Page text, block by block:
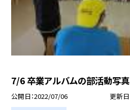
7/6 卒業アルバムの部活動写真
公開日 2022/07/06 更新日